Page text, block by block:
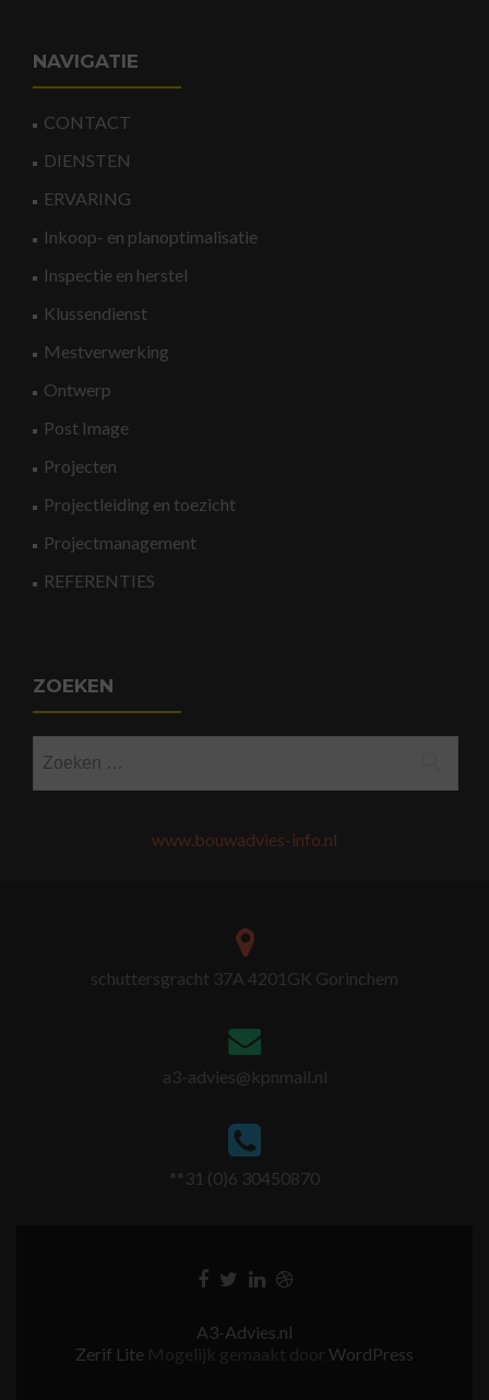
NAVIGATIE
CONTACT
DIENSTEN
ERVARING
Inkoop- en planoptimalisatie
Inspectie en herstel
Klussendienst
Mestverwerking
Ontwerp
Post Image
Projecten
Projectleiding en toezicht
Projectmanagement
REFERENTIES
ZOEKEN
naar:
www.bouwadvies-info.nl
schuttersgracht 37A 4201GK Gorinchem
a3-advies@kpnmail.nl
**31 (0)6 30450870
A3-Advies.nl
Zerif Lite Mogelijk gemaakt door WordPress